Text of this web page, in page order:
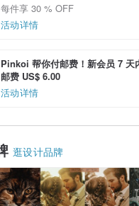
每件享 30 % OFF
活动详情
Pinkoi 帮你付邮费！新会员 7 天
邮费 US$ 6.00
活动详情
逛设计品牌